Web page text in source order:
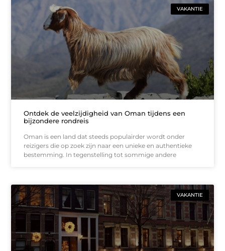
VAKANTIE
Ontdek de veelzijdigheid van Oman tijdens een
bijzondere rondreis
Oman is een land dat steeds populairder wordt onder
reizigers die op zoek zijn naar een unieke en authentieke
bestemming. In tegenstelling tot sommige andere
VAKANTIE